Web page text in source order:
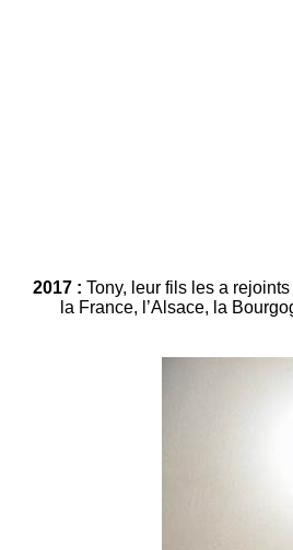
2017 : Tony, leur fils les a
la France, l’Alsace, la